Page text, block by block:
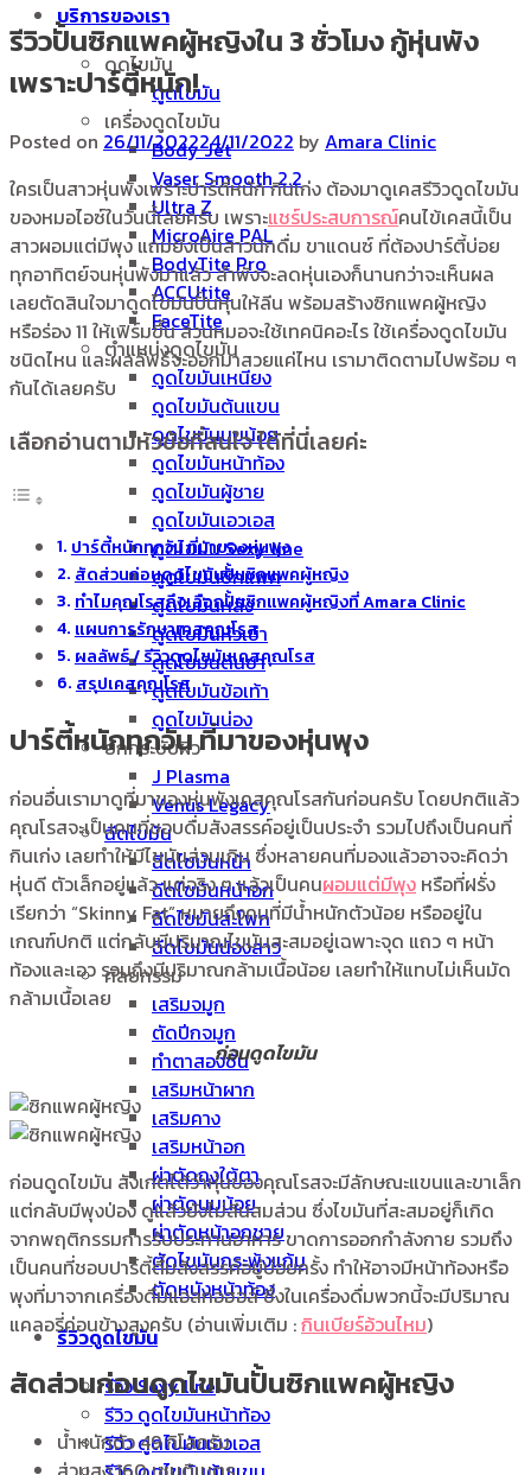
บริการของเรา
ดูดไขมัน
ดูดไขมัน
เครื่องดูดไขมัน
Body Jet
Vaser Smooth 2.2
Ultra Z
MicroAire PAL
BodyTite Pro
ACCUtite
FaceTite
ตำแหน่งดูดไขมัน
ดูดไขมันเหนียง
ดูดไขมันต้นแขน
ดูดไขมันนมน้อย
ดูดไขมันหน้าท้อง
ดูดไขมันผู้ชาย
ดูดไขมันเอวเอส
ดูดไขมัน Sexy line
ดูดไขมันซิกแพค
ดูดไขมันหลัง
ดูดไขมันหัวเข่า
ดูดไขมันต้นขา
ดูดไขมันข้อเท้า
ดูดไขมันน่อง
ยกกระชับผิว
J Plasma
Venus Legacy
ฉีดไขมัน
ฉีดไขมันหน้า
ฉีดไขมันหน้าอก
ฉีดไขมันสะโพก
ฉีดไขมันน้องสาว
ศัลยกรรม
เสริมจมูก
ตัดปีกจมูก
ทำตาสองชั้น
เสริมหน้าผาก
เสริมคาง
เสริมหน้าอก
ผ่าตัดถุงใต้ตา
ผ่าตัดนมน้อย
ผ่าตัดหน้าอกชาย
ตัดไขมันกระพุ้งแก้ม
ตัดหนังหน้าท้อง
รีวิวดูดไขมัน
รีวิว Sexy line
รีวิว ดูดไขมันหน้าท้อง
รีวิว ดูดไขมันเอวเอส
รีวิวปั้นซิกแพคผู้หญิงใน 3 ชั่วโมง กู้หุ่นพัง
เพราะปาร์ตี้หนัก!
Posted on 26/11/202224/11/2022 by Amara Clinic
ใครเป็นสาวหุ่นพังเพราะปาร์ตี้หนัก กินเก่ง ต้องมาดูเคสรีวิวดูดไขมัน
ของหมอไอซ์ในวันนี้เลยครับ เพราะแชร์ประสบการณ์คนไข้เคสนี้เป็น
สาวผอมแต่มีพุง แถมยังเป็นสาวนักดื่ม ขาแดนซ์ ที่ต้องปาร์ตี้บ่อย
ทุกอาทิตย์จนหุ่นพังมาแล้ว ลำพังจะลดหุ่นเองก็นานกว่าจะเห็นผล
เลยตัดสินใจมาดูดไขมันปั้นหุ่นให้ลีน พร้อมสร้างซิกแพคผู้หญิง
หรือร่อง 11 ให้เฟิร์มขึ้น ส่วนหมอจะใช้เทคนิคอะไร ใช้เครื่องดูดไขมัน
ชนิดไหน และผลลัพธ์จะออกมาสวยแค่ไหน เรามาติดตามไปพร้อม ๆ
กันได้เลยครับ
เลือกอ่านตามหัวข้อที่สนใจ ได้ที่นี่เลยค่ะ
ปาร์ตี้หนักทุกวัน ที่มาของหุ่นพุง
สัดส่วนก่อนดูดไขมันปั้นซิกแพคผู้หญิง
ทำไมคุณโรสถึงเลือกปั้นซิกแพคผู้หญิงที่ Amara Clinic
แผนการรักษาเคสคุณโรส
ผลลัพธ์ / รีวิวดูดไขมันเคสคุณโรส
สรุปเคสคุณโรส
ปาร์ตี้หนักทุกวัน ที่มาของหุ่นพุง
ก่อนอื่นเรามาดูที่มาของหุ่นพังเคสคุณโรสกันก่อนครับ โดยปกติแล้ว
คุณโรสจะเป็นคนที่ชอบดื่มสังสรรค์อยู่เป็นประจำ รวมไปถึงเป็นคนที่
กินเก่ง เลยทำให้มีไขมันส่วนเกิน ซึ่งหลายคนที่มองแล้วอาจจะคิดว่า
หุ่นดี ตัวเล็กอยู่แล้ว แต่จริง ๆ แล้วเป็นคนผอมแต่มีพุง หรือที่ฝรั่ง
เรียกว่า “Skinny Fat” หมายถึงคนที่มีน้ำหนักตัวน้อย หรืออยู่ใน
เกณฑ์ปกติ แต่กลับมีปริมาณไขมันสะสมอยู่เฉพาะจุด แถว ๆ หน้า
ท้องและเอว รวมถึงมีปริมาณกล้ามเนื้อน้อย เลยทำให้แทบไม่เห็นมัด
กล้ามเนื้อเลย
ก่อนดูดไขมัน
ก่อนดูดไขมัน สังเกตได้ว่าหุ่นของคุณโรสจะมีลักษณะแขนและขาเล็ก
แต่กลับมีพุงป่อง ดูแล้วยังไม่ลีนสมส่วน ซึ่งไขมันที่สะสมอยู่ก็เกิด
จากพฤติกรรมการรับประทานอาหาร ขาดการออกกำลังกาย รวมถึง
เป็นคนที่ชอบปาร์ตี้ดื่มสังสรรค์อยู่บ่อยครั้ง ทำให้อาจมีหน้าท้องหรือ
พุงที่มาจากเครื่องดื่มแอลกอฮอล์ ซึ่งในเครื่องดื่มพวกนี้จะมีปริมาณ
แคลอรี่ค่อนข้างสูงครับ (อ่านเพิ่มเติม :กินเบียร์อ้วนไหม)
สัดส่วนก่อนดูดไขมันปั้นซิกแพคผู้หญิง
น้ำหนักตัว 49 กิโลกรัม